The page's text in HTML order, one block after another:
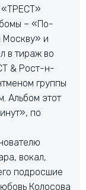
«ТРЕСТ»
– «По-
Москву» и
в тираж во
& Рост-н-
группы
Альбом этот
по
вокал,
подросшие
Колосова